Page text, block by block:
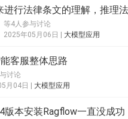
进行法律条文的理解，推理
等4人参与讨论
2025年05月06日 | 大模型应用
客服整体思路
讨论
月04日 | 大模型应用
版本安装Ragflow一直没成功